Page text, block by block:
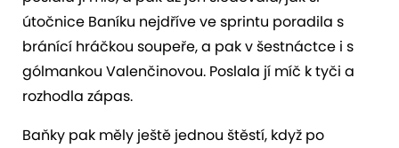
útočnice Baníku nejdříve ve sprintu poradila s
bránící hráčkou soupeře, a pak v šestnáctce i s
gólmankou Valenčinovou. Poslala jí míč k tyči a
rozhodla zápas.
Baňky pak měly ještě jednou štěstí, když po